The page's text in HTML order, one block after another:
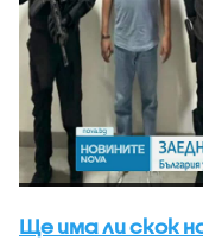
Ще има ли скок